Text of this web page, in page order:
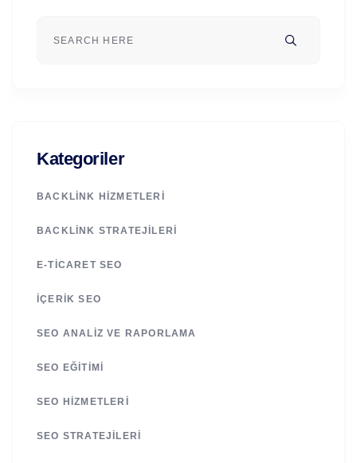
Kategoriler
BACKLINK HIZMETLERI
BACKLINK STRATEJILERI
E-TICARET SEO
İÇERIK SEO
SEO ANALIZ VE RAPORLAMA
SEO EĞITIMI
SEO HIZMETLERI
SEO STRATEJILERI